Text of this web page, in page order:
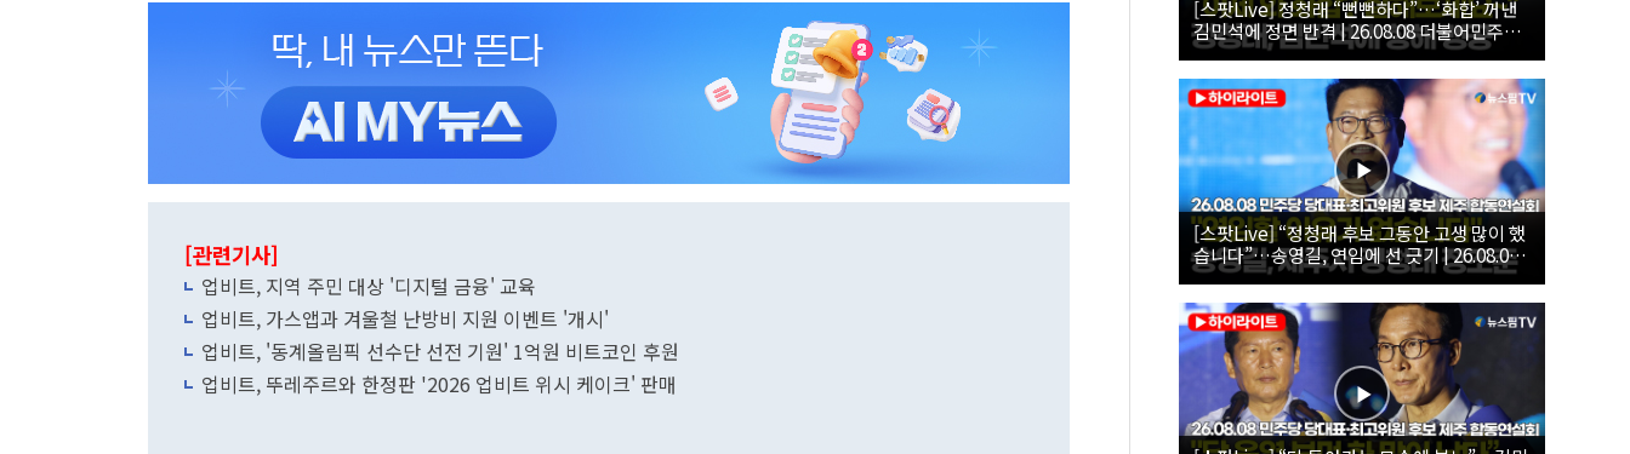
[관련기사]
업비트, 지역 주민 대상 '디지털 금융' 교육
업비트, 가스앱과 겨울철 난방비 지원 이벤트 '개시'
업비트, '동계올림픽 선수단 선전 기원' 1억원 비트코인 후원
업비트, 뚜레주르와 한정판 '2026 업비트 위시 케이크' 판매
[스팟Live] 정청래 “뻔뻔하다”…‘화합’ 꺼낸
김민석에 정면 반격 | 26.08.08 더불어민주당
당대표·최고위원 후보 제주 합동연설회
[스팟Live] “정청래 후보 그동안 고생 많이 했
습니다”…송영길, 연임에 선 긋기 | 26.08.08
더불어민주당 당대표·최고위원 후보 제주 합
동연설회